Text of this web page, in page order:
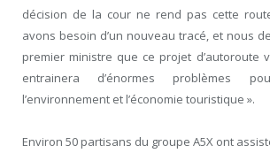
décision de la cour ne rend pas cette
avons besoin d’un nouveau tracé, et nous
premier ministre que ce projet d’autoroute
entrainera d’énormes problèmes
l’environnement et l’économie touristique ».
Environ 50 partisans du groupe A5X ont